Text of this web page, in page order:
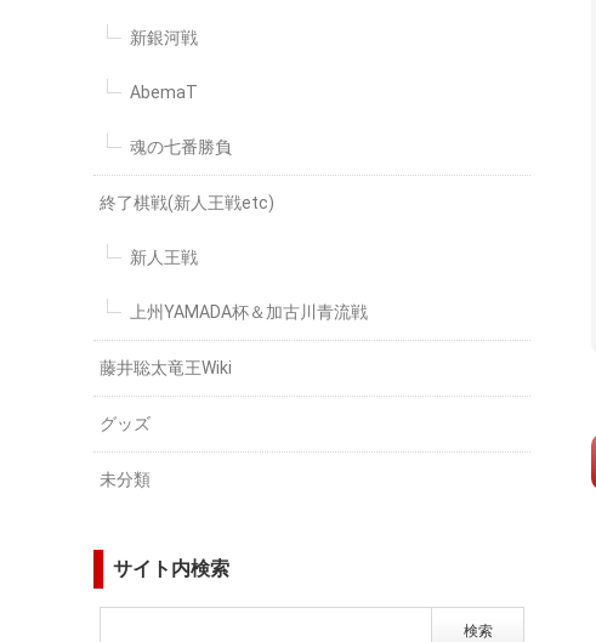
新銀河戦
AbemaT
魂の七番勝負
終了棋戦(新人王戦etc)
新人王戦
上州YAMADA杯＆加古川青流戦
藤井聡太竜王Wiki
グッズ
未分類
サイト内検索